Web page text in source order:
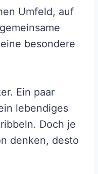
Umfeld, auf
besondere
Ein paar
lebendiges
Doch je
denken, desto